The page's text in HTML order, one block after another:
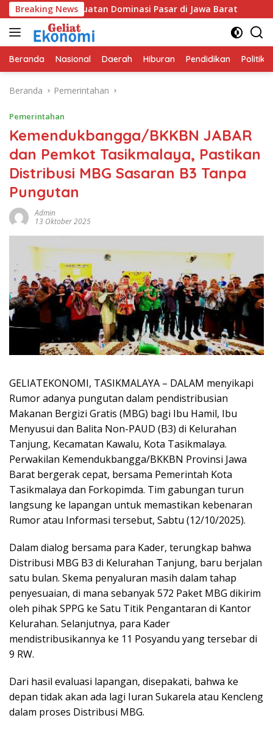
Langsung
ke
konten
Breaking NewsDominasi Pasar di Jawa Barat Program
Beranda Nasional Daerah Hiburan Pendidikan Politik
Beranda Pemerintahan
Pemerintahan
Kemendukbangga/BKKBN JABAR
dan Pemkot Tasikmalaya, Pastikan
Distribusi MBG Sasaran B3 Tanpa
Pungutan
Admin
13 Oktober 2025
GELIATEKONOMI, TASIKMALAYA – DALAM menyikapi
Rumor adanya pungutan dalam pendistribusian
Makanan Bergizi Gratis (MBG) bagi Ibu Hamil, Ibu
Menyusui dan Balita Non-PAUD (B3) di Kelurahan
Tanjung, Kecamatan Kawalu, Kota Tasikmalaya.
Perwakilan Kemendukbangga/BKKBN Provinsi Jawa
Barat bergerak cepat, bersama Pemerintah Kota
Tasikmalaya dan Forkopimda. Tim gabungan turun
langsung ke lapangan untuk memastikan kebenaran
Rumor atau Informasi tersebut, Sabtu (12/10/2025).
Dalam dialog bersama para Kader, terungkap bahwa
Distribusi MBG B3 di Kelurahan Tanjung, baru berjalan
satu bulan. Skema penyaluran masih dalam tahap
penyesuaian, di mana sebanyak 572 Paket MBG dikirim
oleh pihak SPPG ke Satu Titik Pengantaran di Kantor
Kelurahan. Selanjutnya, para Kader
mendistribusikannya ke 11 Posyandu yang tersebar di
9 RW.
Dari hasil evaluasi lapangan, disepakati, bahwa ke
depan tidak akan ada lagi Iuran Sukarela atau Kencleng
dalam proses Distribusi MBG.